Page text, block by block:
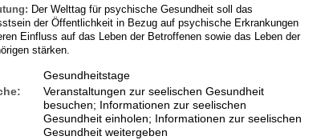
Der Welttag für psychische Gesundheit soll das
der Öffentlichkeit in Bezug auf psychische Erkrankungen
Einfluss auf das Leben der Betroffenen sowie das Leben der
stärken.
Gesundheitstage
Veranstaltungen zur seelischen Gesundheit
besuchen; Informationen zur seelischen
Gesundheit einholen; Informationen zur seelischen
Gesundheit weitergeben